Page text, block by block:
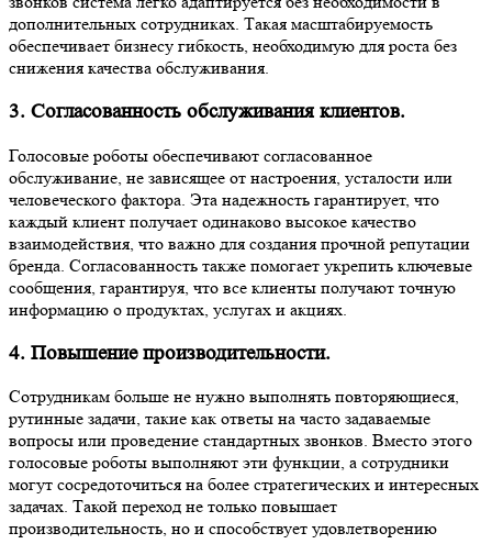
дополнительных сотрудниках. Такая масштабируемость
обеспечивает бизнесу гибкость, необходимую для роста без
снижения качества обслуживания.
3. Согласованность обслуживания клиентов.
Голосовые роботы обеспечивают согласованное
обслуживание, не зависящее от настроения, усталости или
человеческого фактора. Эта надежность гарантирует, что
каждый клиент получает одинаково высокое качество
взаимодействия, что важно для создания прочной репутации
бренда. Согласованность также помогает укрепить ключевые
сообщения, гарантируя, что все клиенты получают точную
информацию о продуктах, услугах и акциях.
4. Повышение производительности.
Сотрудникам больше не нужно выполнять повторяющиеся,
рутинные задачи, такие как ответы на часто задаваемые
вопросы или проведение стандартных звонков. Вместо этого
голосовые роботы выполняют эти функции, а сотрудники
могут сосредоточиться на более стратегических и интересных
задачах. Такой переход не только повышает
производительность, но и способствует удовлетворению